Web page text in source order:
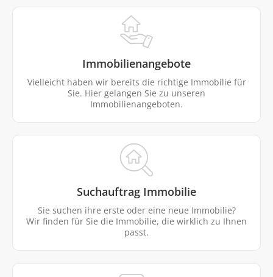
Immobilienangebote
Vielleicht haben wir bereits die richtige Immobilie für
Sie. Hier gelangen Sie zu unseren
Immobilienangeboten.
Suchauftrag Immobilie
Sie suchen ihre erste oder eine neue Immobilie?
Wir finden für Sie die Immobilie, die wirklich zu Ihnen
passt.